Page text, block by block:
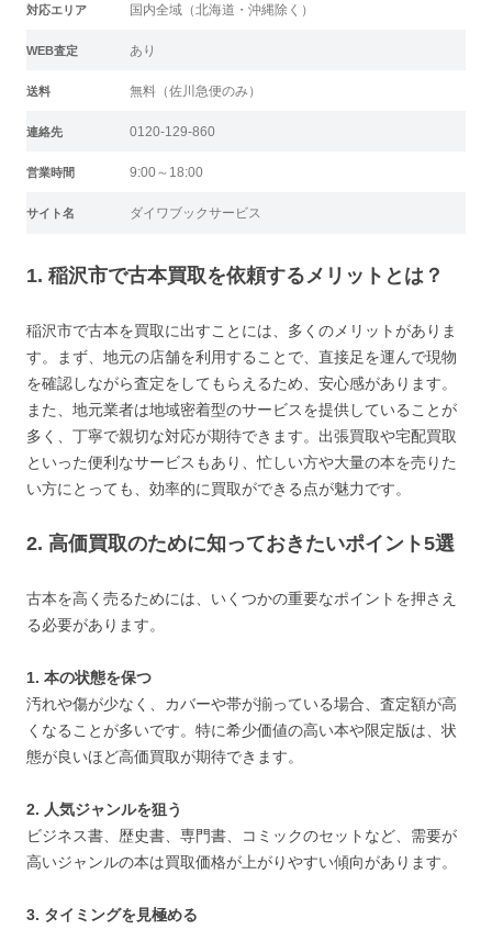
対応エリア 国内全域（北海道・沖縄除く）
WEB査定 あり
送料 無料（佐川急便のみ）
連絡先 0120-129-860
営業時間 9:00～18:00
サイト名 ダイワブックサービス
1. 稲沢市で古本買取を依頼するメリットとは？
稲沢市で古本を買取に出すことには、多くのメリットがありま
す。まず、地元の店舗を利用することで、直接足を運んで現物
を確認しながら査定をしてもらえるため、安心感があります。
また、地元業者は地域密着型のサービスを提供していることが
多く、丁寧で親切な対応が期待できます。出張買取や宅配買取
といった便利なサービスもあり、忙しい方や大量の本を売りた
い方にとっても、効率的に買取ができる点が魅力です。
2. 高価買取のために知っておきたいポイント5選
古本を高く売るためには、いくつかの重要なポイントを押さえ
る必要があります。
1. 本の状態を保つ
汚れや傷が少なく、カバーや帯が揃っている場合、査定額が高
くなることが多いです。特に希少価値の高い本や限定版は、状
態が良いほど高価買取が期待できます。
2. 人気ジャンルを狙う
ビジネス書、歴史書、専門書、コミックのセットなど、需要が
高いジャンルの本は買取価格が上がりやすい傾向があります。
3. タイミングを見極める